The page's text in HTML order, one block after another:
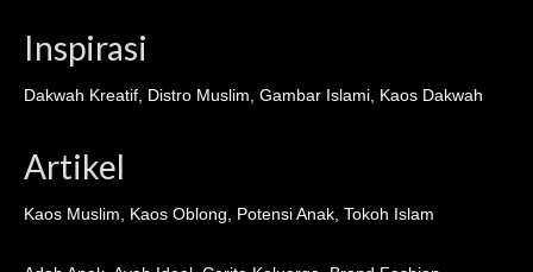
Inspirasi
Dakwah Kreatif, Distro Muslim, Gambar Islami, Kaos Dakwah
Artikel
Kaos Muslim, Kaos Oblong, Potensi Anak, Tokoh Islam